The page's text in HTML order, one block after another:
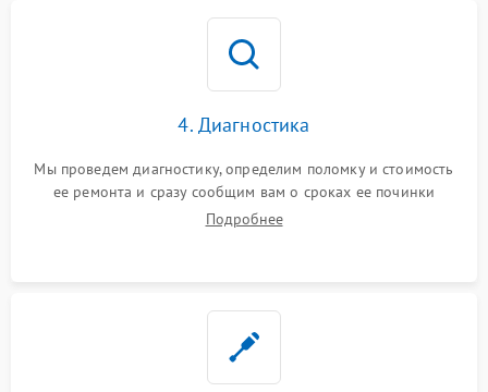
4. Диагностика
Мы проведем диагностику, определим поломку и стоимость
ее ремонта и сразу сообщим вам о сроках ее починки
Подробнее